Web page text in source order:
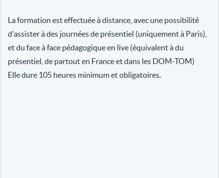
La formation est effectuée à distance, avec une possibilité
d'assister à des journées de présentiel (uniquement à Paris),
et du face à face pédagogique en live (équivalent à du
présentiel, de partout en France et dans les DOM-TOM)
Elle dure 105 heures minimum et obligatoires.